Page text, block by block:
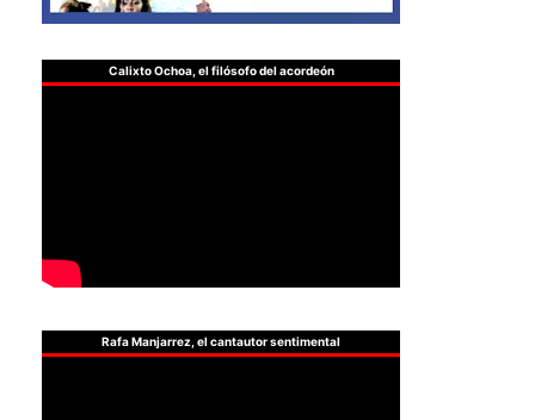
Calixto Ochoa, el filósofo del acordeón
Rafa Manjarrez, el cantautor sentimental